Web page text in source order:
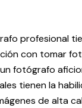
profesional
con tomar
fotógrafo
tienen la
de alta